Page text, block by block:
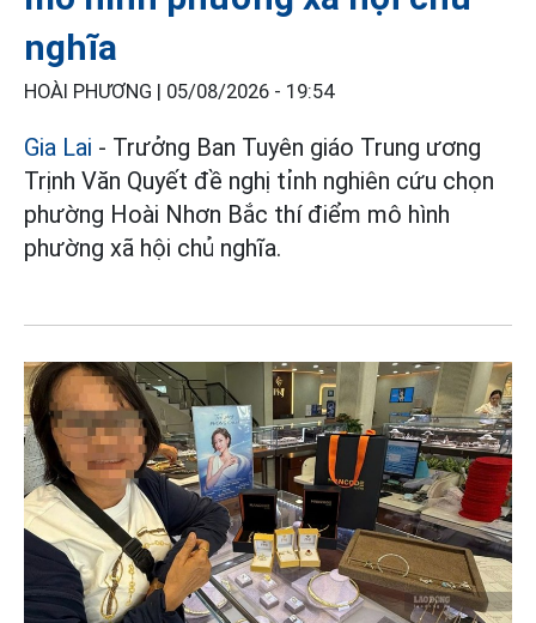
nghĩa
HOÀI PHƯƠNG | 05/08/2026 - 19:54
Gia Lai - Trưởng Ban Tuyên giáo Trung ương
Trịnh Văn Quyết đề nghị tỉnh nghiên cứu chọn
phường Hoài Nhơn Bắc thí điểm mô hình
phường xã hội chủ nghĩa.